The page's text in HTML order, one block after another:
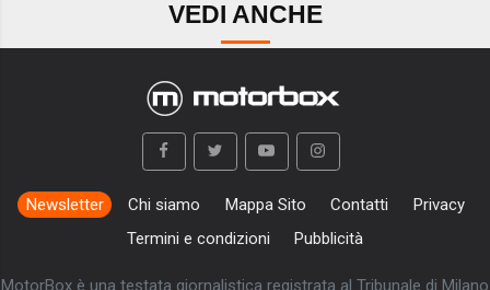
VEDI ANCHE
Newsletter Chi siamo Mappa Sito Contatti
Privacy
Termini e condizioni
Pubblicità
MotorBox è una testata giornalistica registrata al Tribunale di Milano